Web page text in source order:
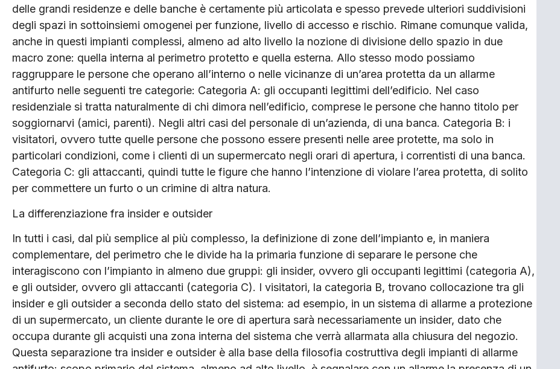
delle grandi residenze e delle banche è certamente più articolata e spesso prevede ulteriori suddivisioni
degli spazi in sottoinsiemi omogenei per funzione, livello di accesso e rischio. Rimane comunque valida,
anche in questi impianti complessi, almeno ad alto livello la nozione di divisione dello spazio in due
macro zone: quella interna al perimetro protetto e quella esterna. Allo stesso modo possiamo
raggruppare le persone che operano all’interno o nelle vicinanze di un’area protetta da un allarme
antifurto nelle seguenti tre categorie: Categoria A: gli occupanti legittimi dell’edificio. Nel caso
residenziale si tratta naturalmente di chi dimora nell’edificio, comprese le persone che hanno titolo per
soggiornarvi (amici, parenti). Negli altri casi del personale di un’azienda, di una banca. Categoria B: i
visitatori, ovvero tutte quelle persone che possono essere presenti nelle aree protette, ma solo in
particolari condizioni, come i clienti di un supermercato negli orari di apertura, i correntisti di una banca.
Categoria C: gli attaccanti, quindi tutte le figure che hanno l’intenzione di violare l’area protetta, di solito
per commettere un furto o un crimine di altra natura.
La differenziazione fra insider e outsider
In tutti i casi, dal più semplice al più complesso, la definizione di zone dell’impianto e, in maniera
complementare, del perimetro che le divide ha la primaria funzione di separare le persone che
interagiscono con l’impianto in almeno due gruppi: gli insider, ovvero gli occupanti legittimi (categoria A),
e gli outsider, ovvero gli attaccanti (categoria C). I visitatori, la categoria B, trovano collocazione tra gli
insider e gli outsider a seconda dello stato del sistema: ad esempio, in un sistema di allarme a protezione
di un supermercato, un cliente durante le ore di apertura sarà necessariamente un insider, dato che
occupa durante gli acquisti una zona interna del sistema che verrà allarmata alla chiusura del negozio.
Questa separazione tra insider e outsider è alla base della filosofia costruttiva degli impianti di allarme